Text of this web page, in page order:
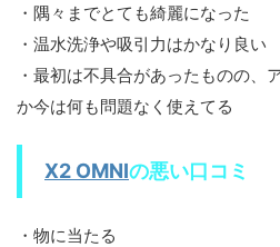
・隅々までとても綺麗になった
・温水洗浄や吸引力はかなり良い
・最初は不具合があったものの、
か今は何も問題なく使えてる
X2 OMNIの悪い口コミ
・物に当たる